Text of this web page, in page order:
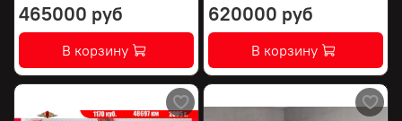
465000 руб
В корзину
620000 руб
В корзину